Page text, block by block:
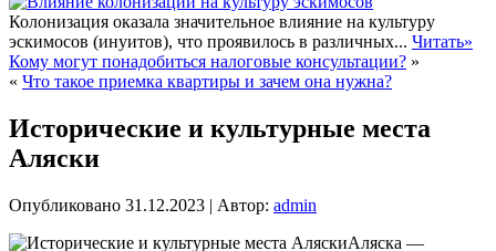
Колонизация оказала значительное влияние на культуру
эскимосов (инуитов), что проявилось в различных... Читать»
Кому могут понадобиться налоговые консультации? »
« Что такое приемка квартиры и зачем она нужна?
Исторические и культурные места
Аляски
Опубликовано 31.12.2023 | Автор: admin
Аляска —